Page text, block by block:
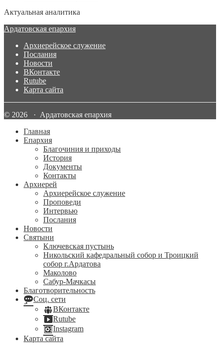
Актуальная аналитика
Ардатовская епархия
Архиерейское служение
Послания
Новости
ВКонтакте
Rutube
Карта сайта
© 2026 · Ардатовская епархия
Главная
Епархия
Благочиния и приходы
История
Документы
Контакты
Архиерей
Архиерейское служение
Проповеди
Интервью
Послания
Новости
Святыни
Ключевская пустынь
Никольский кафедральный собор и Троицкий
собор г.Ардатова
Маколово
Сабур-Мачкасы
Благотворительность
Соц. сети
ВКонтакте
Rutube
Instagram
Карта сайта